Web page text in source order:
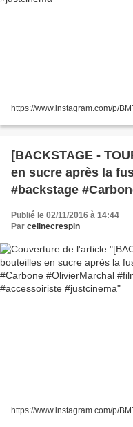
https://www.instagram.com/p/
[BACKSTAGE -
en sucre après la
#backstage
#accessoiriste
Publié le 02/11/2016 à 14:44
Par celinecrespin
https://www.instagram.com/p/